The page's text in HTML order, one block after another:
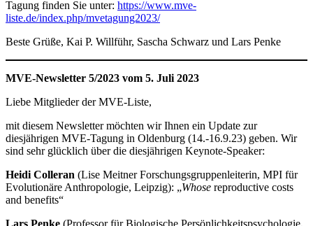
Tagung finden Sie unter: https://www.mve-
liste.de/index.php/mvetagung2023/
Beste Grüße, Kai P. Willführ, Sascha Schwarz und Lars Penke
MVE-Newsletter 5/2023 vom 5. Juli 2023
Liebe Mitglieder der MVE-Liste,
mit diesem Newsletter möchten wir Ihnen ein Update zur
diesjährigen MVE-Tagung in Oldenburg (14.-16.9.23) geben. Wir
sind sehr glücklich über die diesjährigen Keynote-Speaker:
Heidi Colleran (Lise Meitner Forschungsgruppenleiterin, MPI für
Evolutionäre Anthropologie, Leipzig): „Whose reproductive costs
and benefits“
Lars Penke (Professor für Biologische Persönlichkeitspsychologie,